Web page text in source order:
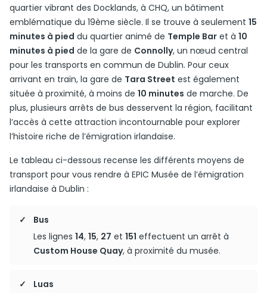
quartier vibrant des Docklands, à CHQ, un bâtiment
emblématique du 19ème siècle. Il se trouve à seulement 15
minutes à pied du quartier animé de Temple Bar et à 10
minutes à pied de la gare de Connolly, un nœud central
pour les transports en commun de Dublin. Pour ceux
arrivant en train, la gare de Tara Street est également
située à proximité, à moins de 10 minutes de marche. De
plus, plusieurs arrêts de bus desservent la région, facilitant
l’accès à cette attraction incontournable pour explorer
l’histoire riche de l’émigration irlandaise.
Le tableau ci-dessous recense les différents moyens de
transport pour vous rendre à EPIC Musée de l’émigration
irlandaise à Dublin :
Bus
Les lignes 14, 15, 27 et 151 effectuent un arrêt à
Custom House Quay, à proximité du musée.
Luas